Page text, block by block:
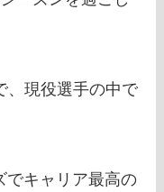
、現役選手の中で
でキャリア最高の